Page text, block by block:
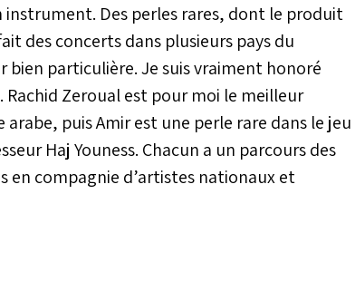
Des perles rares, dont le produit
des concerts dans plusieurs pays du
bien particulière. Je suis vraiment honoré
Rachid Zeroual est pour moi le meilleur
puis Amir est une perle rare dans le jeu
Haj Youness. Chacun a un parcours des
en compagnie d’artistes nationaux et